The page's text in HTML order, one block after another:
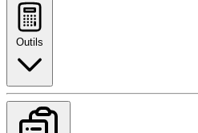
Outils